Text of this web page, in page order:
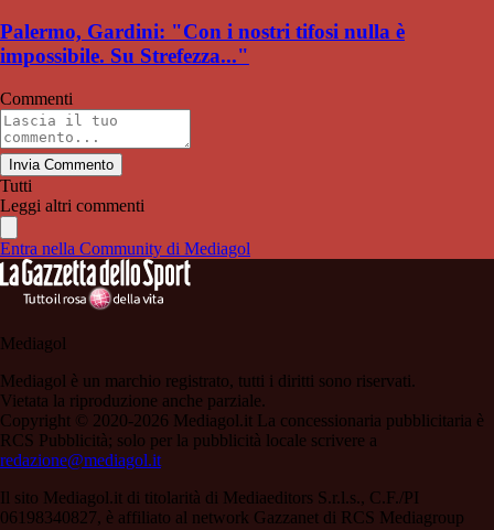
Palermo, Gardini: "Con i nostri tifosi nulla è
impossibile. Su Strefezza..."
Commenti
Invia Commento
Tutti
Leggi altri commenti
Entra nella Community di Mediagol
Mediagol
Mediagol è un marchio registrato, tutti i diritti sono riservati.
Vietata la riproduzione anche parziale.
Copyright © 2020-2026 Mediagol.it La concessionaria pubblicitaria è
RCS Pubblicità; solo per la pubblicità locale scrivere a
redazione@mediagol.it
Il sito Mediagol.it di titolarità di Mediaeditors S.r.l.s., C.F./PI
06198340827, è affiliato al network Gazzanet di RCS Mediagroup